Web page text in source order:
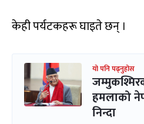
केही पर्यटकहरू घाइते छन् ।
यो पनि पढ्नुहोस
हमलाको
निन्दा